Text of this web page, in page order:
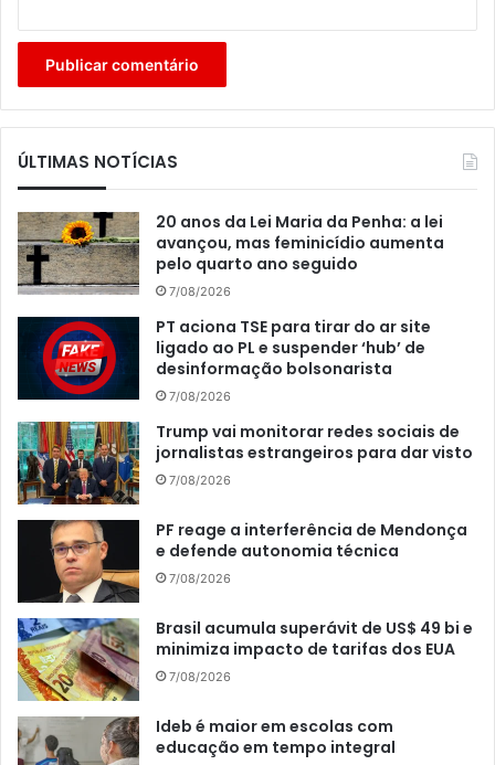
ÚLTIMAS NOTÍCIAS
20 anos da Lei Maria da Penha: a lei
avançou, mas feminicídio aumenta
pelo quarto ano seguido
7/08/2026
PT aciona TSE para tirar do ar site
ligado ao PL e suspender ‘hub’ de
desinformação bolsonarista
7/08/2026
Trump vai monitorar redes sociais de
jornalistas estrangeiros para dar visto
7/08/2026
PF reage a interferência de Mendonça
e defende autonomia técnica
7/08/2026
Brasil acumula superávit de US$ 49 bi e
minimiza impacto de tarifas dos EUA
7/08/2026
Ideb é maior em escolas com
educação em tempo integral